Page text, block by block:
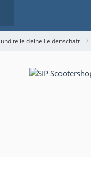
teile deine Leidenschaft